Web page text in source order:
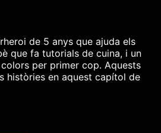
de 5 anys que ajuda els
que fa tutorials de cuina, i un
per primer cop. Aquests
històries en aquest capítol de